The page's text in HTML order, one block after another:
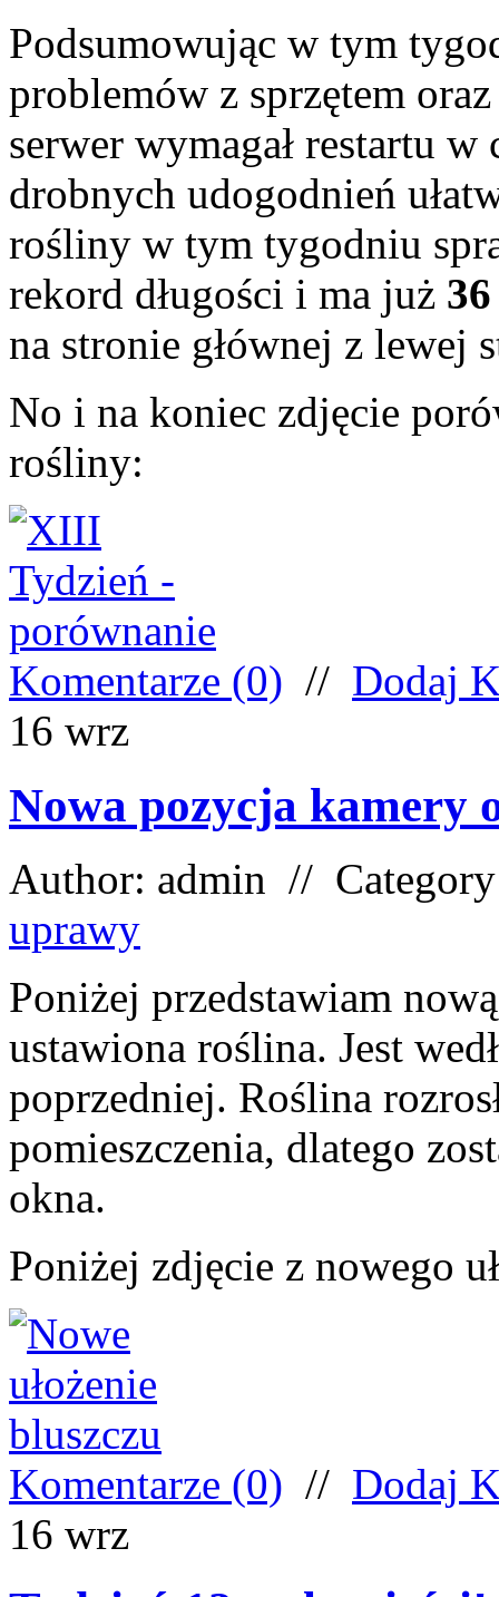
Podsumowując w tym
problemów z sprzętem
serwer wymagał restartu
drobnych udogodnień
rośliny w tym tygodniu
rekord długości i ma już
na stronie głównej z lewej
No i na koniec zdjęcie
rośliny:
Komentarze (0) // Dodaj
16 wrz
Nowa pozycja kamery
Author: admin //
uprawy
Poniżej przedstawiam
ustawiona roślina. Jest
poprzedniej. Roślina
pomieszczenia, dlatego
okna.
Poniżej zdjęcie z nowego
Komentarze (0) // Dodaj
16 wrz